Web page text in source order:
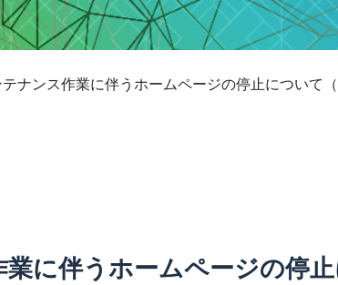
テナンス作業に伴うホームページの停止について（
に伴うホームページの停